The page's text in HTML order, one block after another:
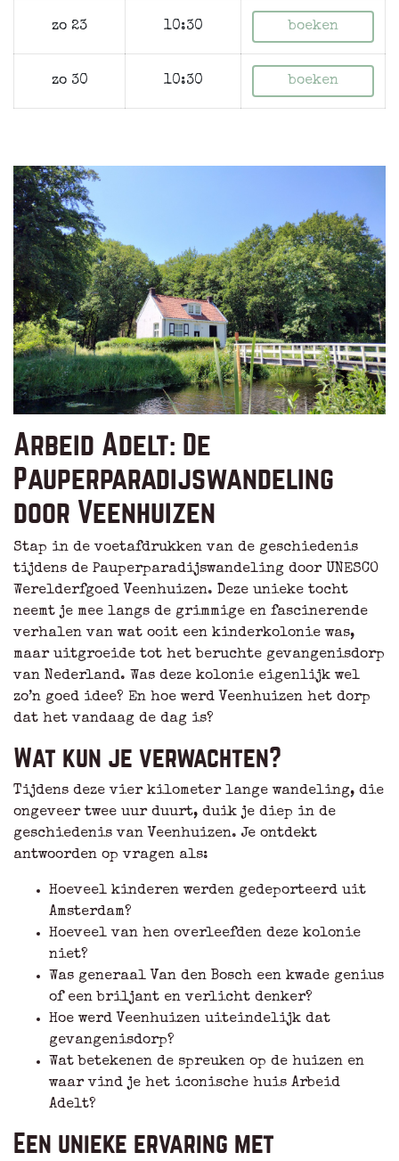
Arbeid Adelt: De
Pauperparadijswandeling
door Veenhuizen
Stap in de voetafdrukken van de geschiedenis
tijdens de Pauperparadijswandeling door UNESCO
Werelderfgoed Veenhuizen. Deze unieke tocht
neemt je mee langs de grimmige en fascinerende
verhalen van wat ooit een kinderkolonie was,
maar uitgroeide tot het beruchte gevangenisdorp
van Nederland. Was deze kolonie eigenlijk wel
zo’n goed idee? En hoe werd Veenhuizen het dorp
dat het vandaag de dag is?
Wat kun je verwachten?
Tijdens deze vier kilometer lange wandeling, die
ongeveer twee uur duurt, duik je diep in de
geschiedenis van Veenhuizen. Je ontdekt
antwoorden op vragen als:
Hoeveel kinderen werden gedeporteerd uit
Amsterdam?
Hoeveel van hen overleefden deze kolonie
niet?
Was generaal Van den Bosch een kwade genius
of een briljant en verlicht denker?
Hoe werd Veenhuizen uiteindelijk dat
gevangenisdorp?
Wat betekenen de spreuken op de huizen en
waar vind je het iconische huis Arbeid
Adelt?
Een unieke ervaring met
zo 23 10:30 boeken
zo 30 10:30 boeken